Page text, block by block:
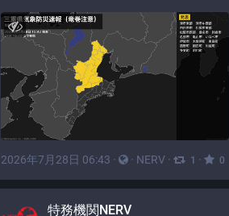
2026年7月28日 06:43 · · NERV · 1 · 0
特務機関NERV